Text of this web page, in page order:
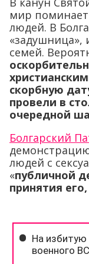
мир поминает
людей. В
«задушница»,
семей.
скорбную
провели в
очередной
Болгарский
людей с
«публичной
принятия